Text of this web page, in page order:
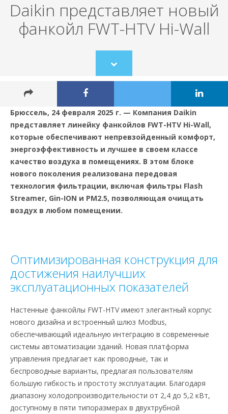
Daikin представляет новый
фанкойл FWT-HTV Hi-Wall
Scroll
to
Брюссель, 24 февраля 2025 г. — Компания Daikin
представляет линейку фанкойлов FWT-HTV Hi-Wall,
которые обеспечивают непревзойденный комфорт,
энергоэффективность и лучшее в своем классе
качество воздуха в помещениях. В этом блоке
нового поколения реализована передовая
технология фильтрации, включая фильтры Flash
Streamer, Gin-ION и PM2.5, позволяющая очищать
воздух в любом помещении.
Оптимизированная конструкция для
достижения наилучших
эксплуатационных показателей
Настенные фанкойлы FWT-HTV имеют элегантный корпус
нового дизайна и встроенный шлюз Modbus,
обеспечивающий идеальную интеграцию в современные
системы автоматизации зданий. Новая платформа
управления предлагает как проводные, так и
беспроводные варианты, предлагая пользователям
большую гибкость и простоту эксплуатации. Благодаря
диапазону холодопроизводительности от 2,4 до 5,2 кВт,
доступному в пяти типоразмерах в двухтрубной